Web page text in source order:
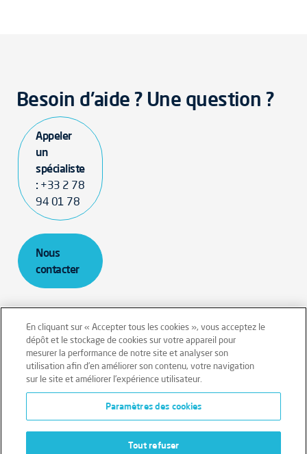
Besoin d'aide ? Une question ?
Appeler
un
spécialiste
: +33 2 78
94 01 78
Nous
contacter
Mentions légales
Conditions générales
Données personnelles
Données personnelles – Volontaires
Cookies
En cliquant sur « Accepter tous les cookies », vous acceptez le
dépôt et le stockage de cookies sur votre appareil pour
mesurer la performance de notre site et analyser son
utilisation afin d’en améliorer son contenu, votre navigation
sur le site et améliorer l’expérience utilisateur.
Paramètres des cookies
Tout refuser